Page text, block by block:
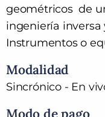
geométricos de
ingeniería inversa
Instrumentos o
Modalidad
Sincrónico - En